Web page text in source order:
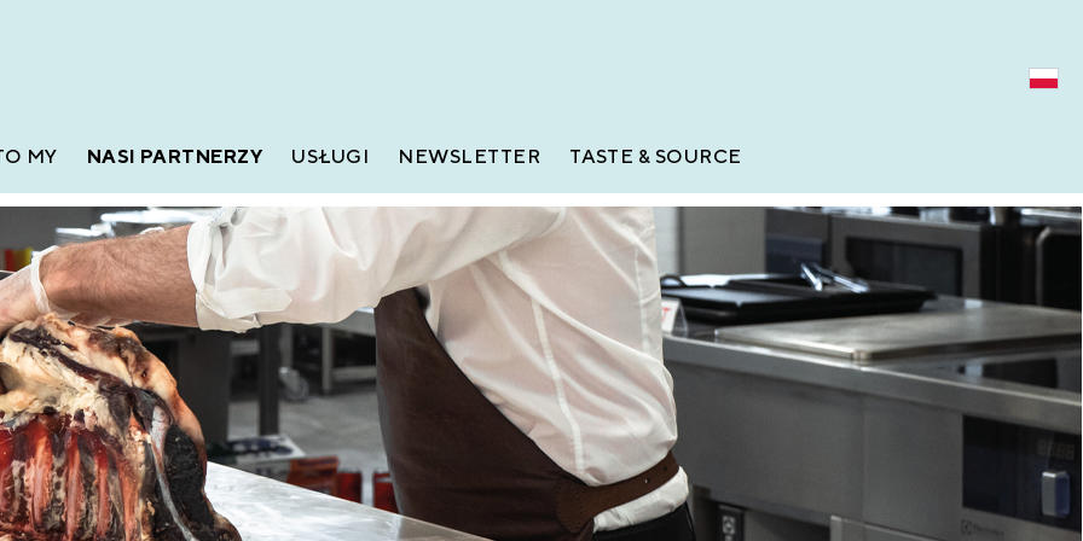
MY NASI PARTNERZY USŁUGI NEWSLETTER TASTE & SOURCE